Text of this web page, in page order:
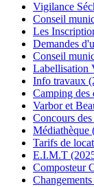
Vigilance
Conseil
Les
Demandes
Conseil
Labellisation
Info travaux
Camping des
Varbor et
Concours
Médiathèque
Tarifs de
E.I.M.T
Composteur